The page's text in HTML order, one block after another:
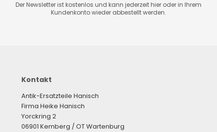
Der Newsletter ist kostenlos und kann jederzeit hier oder in Ihrem
Kundenkonto wieder abbestellt werden.
Kontakt
Antik-Ersatzteile Hanisch
Firma Heike Hanisch
Yorckring 2
06901 Kemberg / OT Wartenburg